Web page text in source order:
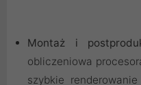
Montaż i
obliczeniowa
szybkie